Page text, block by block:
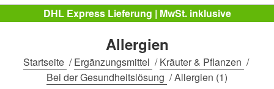
DHL Express Lieferung | MwSt. inklusive
Allergien
Startseite /Ergänzungsmittel /Kräuter & Pflanzen /
Bei der Gesundheitslösung /Allergien (1)